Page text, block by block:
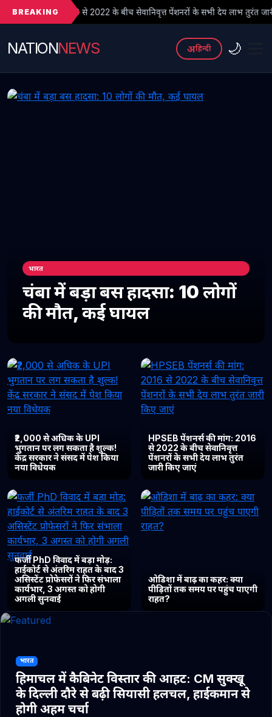
BREAKING
2022 के बीच सेवानिवृत्त पेंशनरों के सभी देय लाभ तुरंत जारी किए जाएं
NATIONNEWS अहिन्दी 🌙
भारत
चंबा में बड़ा बस हादसा: 10 लोगों
की मौत, कई घायल
₹2,000 से अधिक के UPI
भुगतान पर लग सकता है शुल्क!
केंद्र सरकार ने संसद में पेश किया
नया विधेयक
HPSEB पेंशनर्स की मांग: 2016
से 2022 के बीच सेवानिवृत्त
पेंशनरों के सभी देय लाभ तुरंत
जारी किए जाएं
फर्जी PhD विवाद में बड़ा मोड़:
हाईकोर्ट से अंतरिम राहत के बाद 3
असिस्टेंट प्रोफेसरों ने फिर संभाला
कार्यभार, 3 अगस्त को होगी
अगली सुनवाई
ओडिशा में बाढ़ का कहर: क्या
पीड़ितों तक समय पर पहुंच पाएगी
राहत?
भारत
हिमाचल में कैबिनेट विस्तार की आहट: CM सुक्खू
के दिल्ली दौरे से बढ़ी सियासी हलचल, हाईकमान से
होगी अहम चर्चा